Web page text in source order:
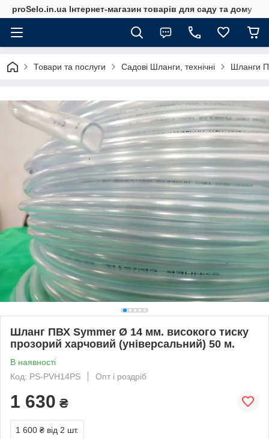
proSelo.in.ua Інтернет-магазин товарів для саду та дому
Товари та послуги Садові Шланги, технічні Шланги
Шланг ПВХ Symmer Ø 14 мм. високого тиску
прозорий харчовий (універсальний) 50 м.
В наявності
Код: PS-PVH14PS
Опт і роздріб
1 630 ₴
1 600 ₴ від 2 шт.